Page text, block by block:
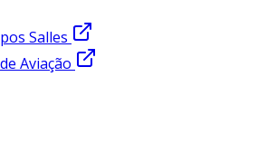
Salles
Aviação